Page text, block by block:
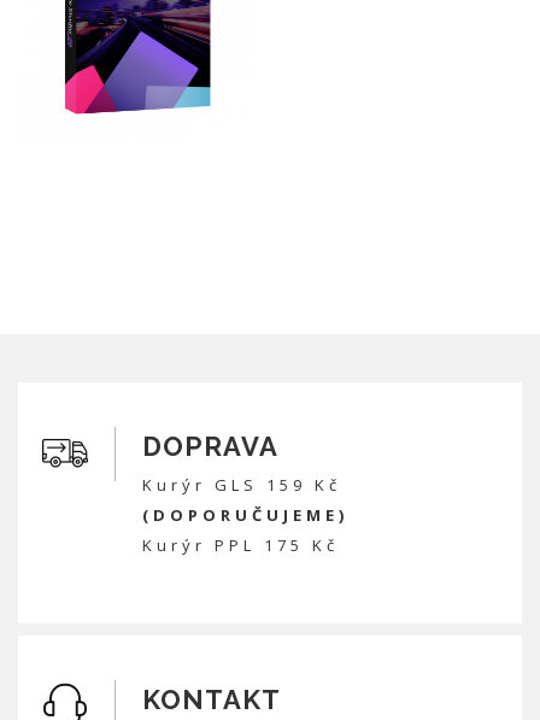
DOPRAVA
Kurýr GLS 159 Kč
(DOPORUČUJEME)
Kurýr PPL 175 Kč
KONTAKT